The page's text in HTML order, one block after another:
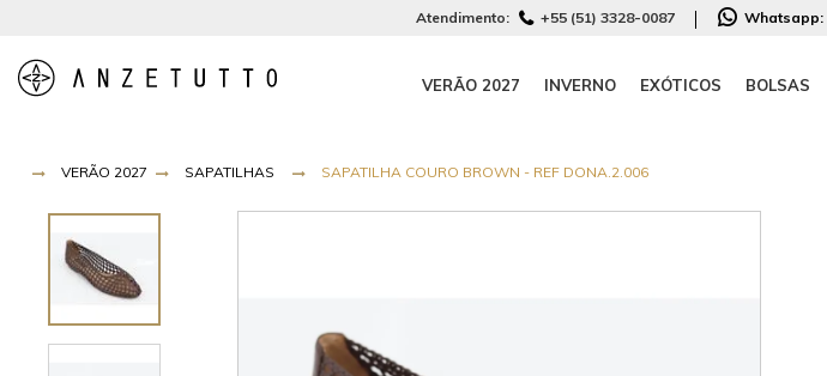
Atendimento: +55 (51) 3328-0087 Whatsapp:
VERÃO 2027 INVERNO EXÓTICOS BOLSAS
VERÃO 2027 SAPATILHAS SAPATILHA COURO BROWN - REF DONA.2.006